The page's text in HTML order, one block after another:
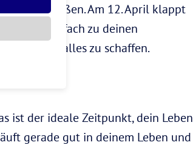
nach draußen. Am 12. April klappt
oder einfach zu deinen
heute alles zu schaffen.
ist der ideale Zeitpunkt, dein Leben
gerade gut in deinem Leben und